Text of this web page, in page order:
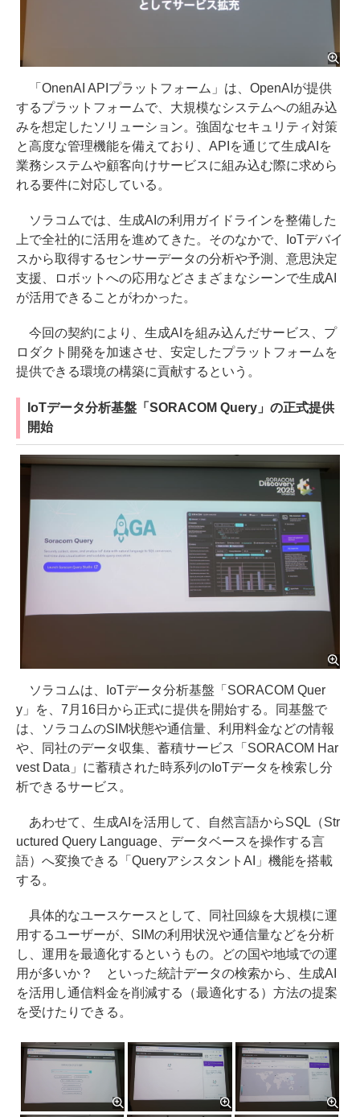
「OnenAI APIプラットフォーム」は、OpenAIが提供
するプラットフォームで、大規模なシステムへの組み込
みを想定したソリューション。強固なセキュリティ対策
と高度な管理機能を備えており、APIを通じて生成AIを
業務システムや顧客向けサービスに組み込む際に求めら
れる要件に対応している。
ソラコムでは、生成AIの利用ガイドラインを整備した
上で全社的に活用を進めてきた。そのなかで、IoTデバイ
スから取得するセンサーデータの分析や予測、意思決定
支援、ロボットへの応用などさまざまなシーンで生成AI
が活用できることがわかった。
今回の契約により、生成AIを組み込んだサービス、プ
ロダクト開発を加速させ、安定したプラットフォームを
提供できる環境の構築に貢献するという。
IoTデータ分析基盤「SORACOM Query」の正式提供
開始
ソラコムは、IoTデータ分析基盤「SORACOM Quer
y」を、7月16日から正式に提供を開始する。同基盤で
は、ソラコムのSIM状態や通信量、利用料金などの情報
や、同社のデータ収集、蓄積サービス「SORACOM Har
vest Data」に蓄積された時系列のIoTデータを検索し分
析できるサービス。
あわせて、生成AIを活用して、自然言語からSQL（Str
uctured Query Language、データベースを操作する言
語）へ変換できる「QueryアシスタントAI」機能を搭載
する。
具体的なユースケースとして、同社回線を大規模に運
用するユーザーが、SIMの利用状況や通信量などを分析
し、運用を最適化するというもの。どの国や地域での運
用が多いか？ といった統計データの検索から、生成AI
を活用し通信料金を削減する（最適化する）方法の提案
を受けたりできる。